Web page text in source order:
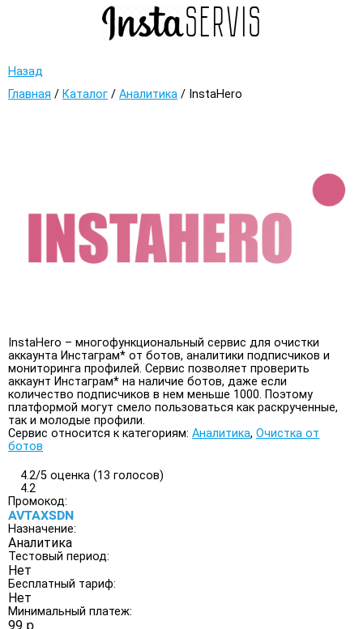
Назад
Главная / Каталог / Аналитика / InstaHero
InstaHero – многофункциональный сервис для очистки
аккаунта Инстаграм* от ботов, аналитики подписчиков и
мониторинга профилей. Сервис позволяет проверить
аккаунт Инстаграм* на наличие ботов, даже если
количество подписчиков в нем меньше 1000. Поэтому
платформой могут смело пользоваться как раскрученные,
так и молодые профили.
Сервис относится к категориям: Аналитика, Очистка от
ботов
4.2/5 оценка (13 голосов)
4.2
Промокод:
AVTAXSDN
Назначение:
Аналитика
Тестовый период:
Нет
Бесплатный тариф:
Нет
Минимальный платеж:
99 ք